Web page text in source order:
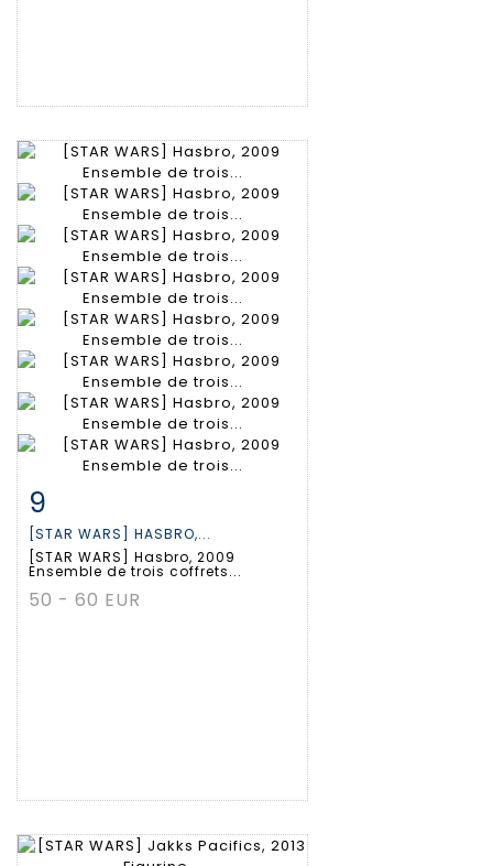
Fiche détaillée
9
[STAR WARS] HASBRO,...
[STAR WARS] Hasbro, 2009
Ensemble de trois coffrets...
50 - 60 EUR